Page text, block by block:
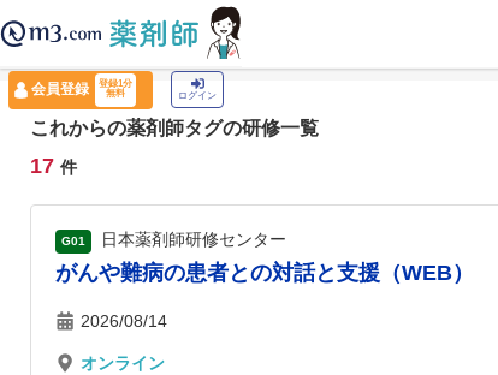
会員登録
登録1分
無料
ログイン
› これからの薬剤師
これからの薬剤師タグの研修一覧
17 件
G01 日本薬剤師研修センター
がんや難病の患者との対話と支援（WEB）
2026/08/14
オンライン